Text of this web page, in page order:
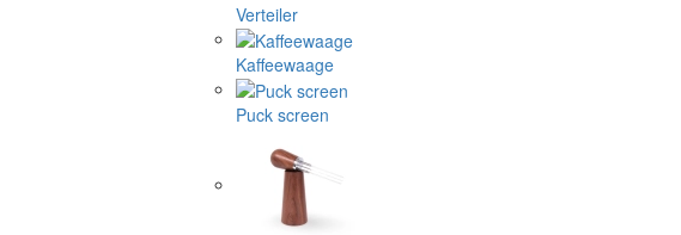
Verteiler
Kaffeewaage
Puck screen